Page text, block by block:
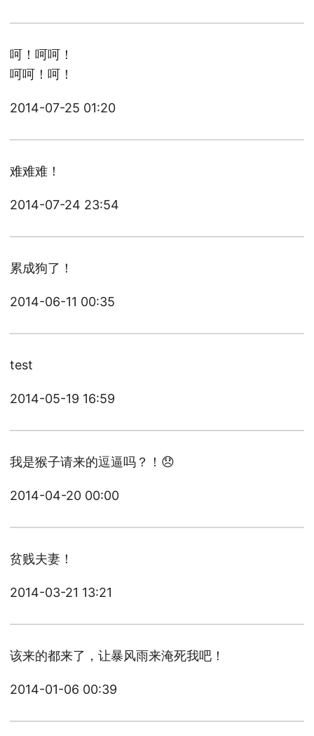
呵！呵呵！
呵呵！呵！
2014-07-25 01:20
难难难！
2014-07-24 23:54
累成狗了！
2014-06-11 00:35
test
2014-05-19 16:59
我是猴子请来的逗逼吗？！😞
2014-04-20 00:00
贫贱夫妻！
2014-03-21 13:21
该来的都来了，让暴风雨来淹死我吧！
2014-01-06 00:39